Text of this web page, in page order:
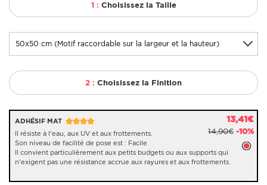
1 : Choisissez la Taille
2 : Choisissez la Finition
ADHÉSIF MAT 13,41€
14,90€ -10%
Il résiste à l'eau, aux UV et aux frottements.
Son niveau de facilité de pose est : Facile
Il convient particulièrement aux petits budgets ou aux supports qui
n'exigent pas une résistance accrue aux rayures et aux frottements.